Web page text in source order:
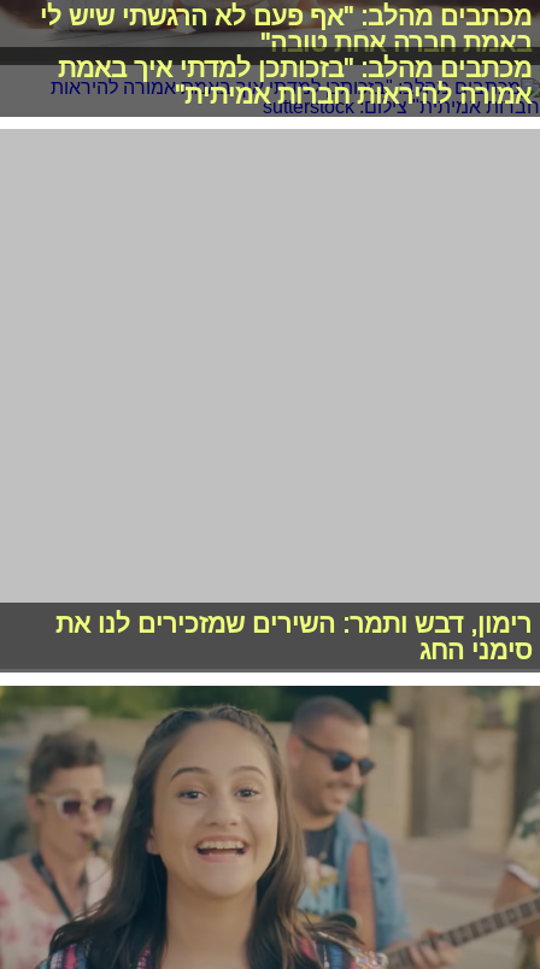
מכתבים מהלב: "אף פעם לא הרגשתי שיש לי
באמת חברה אחת טובה"
מכתבים מהלב: "בזכותכן למדתי איך באמת
אמורה להיראות חברות אמיתית"
סימני החג